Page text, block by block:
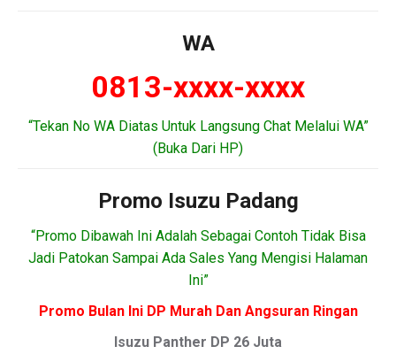
WA
0813-xxxx-xxxx
“Tekan No WA Diatas Untuk Langsung Chat Melalui WA”
(Buka Dari HP)
Promo Isuzu Padang
“Promo Dibawah Ini Adalah Sebagai Contoh Tidak Bisa
Jadi Patokan Sampai Ada Sales Yang Mengisi Halaman
Ini”
Promo Bulan Ini DP Murah Dan Angsuran Ringan
Isuzu Panther DP 26 Juta